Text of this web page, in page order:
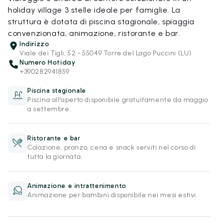
holiday village 3 stelle ideale per famiglie. La
struttura è dotata di piscina stagionale, spiaggia
convenzionata, animazione, ristorante e bar.
Indirizzo
Viale dei Tigli, 52 - 55049 Torre del Lago Puccini (LU)
Numero Hotiday
+390282941859
Piscina stagionale
Piscina all'aperto disponibile gratuitamente da maggio
a settembre.
Ristorante e bar
Colazione, pranzo, cena e snack serviti nel corso di
tutta la giornata.
Animazione e intrattenimento
Animazione per bambini disponibile nei mesi estivi.